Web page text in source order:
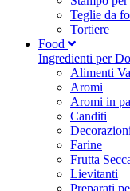
Teglie da
Tortiere
Food
Ingredienti per
Alimenti
Aromi
Aromi in
Canditi
Farine
Frutta
Lievitanti
Preparati